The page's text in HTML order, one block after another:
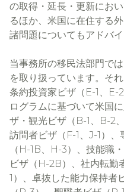
の取得・延長・更新にお
るほか、米国に在住する
諸問題についてもアドバイ
当事務所の移民法部門で
を取り扱っています。そ
条約投資家ビザ（E-1、E-
ログラムに基づいて米国
ザ・観光ビザ（B-1、B-2
訪問者ビザ（F-1、J-1）
（H-1B、H-3）、技能職
ビザ（H-2B）、社内転勤
1）、卓抜した能力保持者